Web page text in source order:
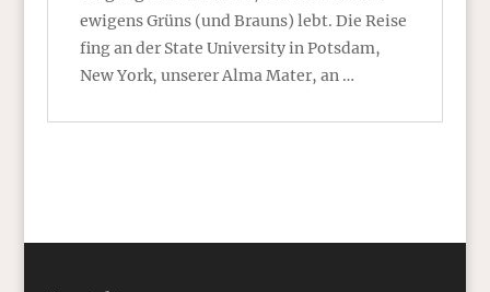
ewigens Grüns (und Brauns) lebt. Die Reise
fing an der State University in Potsdam,
New York, unserer Alma Mater, an …